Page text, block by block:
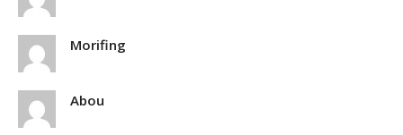
Morifing
Abou